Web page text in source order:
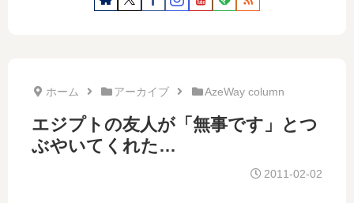
ホーム アーカイブ AzeWay column
エジプトの友人が「無事です」とつ
ぶやいてくれた…
2011-02-02